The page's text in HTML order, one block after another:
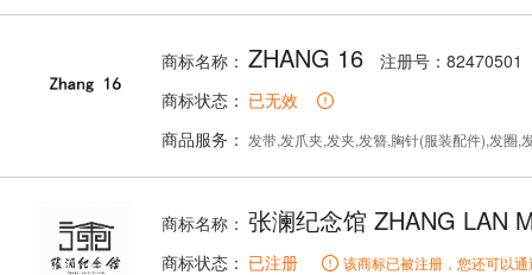
商标名称： ZHANG 16
注册号：82470501
商标状态： 已无效
商品服务： 发带,发爪夹,发夹,发簪,胸针(服装配件),发圈,
商标名称： 张澜纪念馆 ZHANG LAN
商标状态： 已注册 该商标已被注册，您还可以